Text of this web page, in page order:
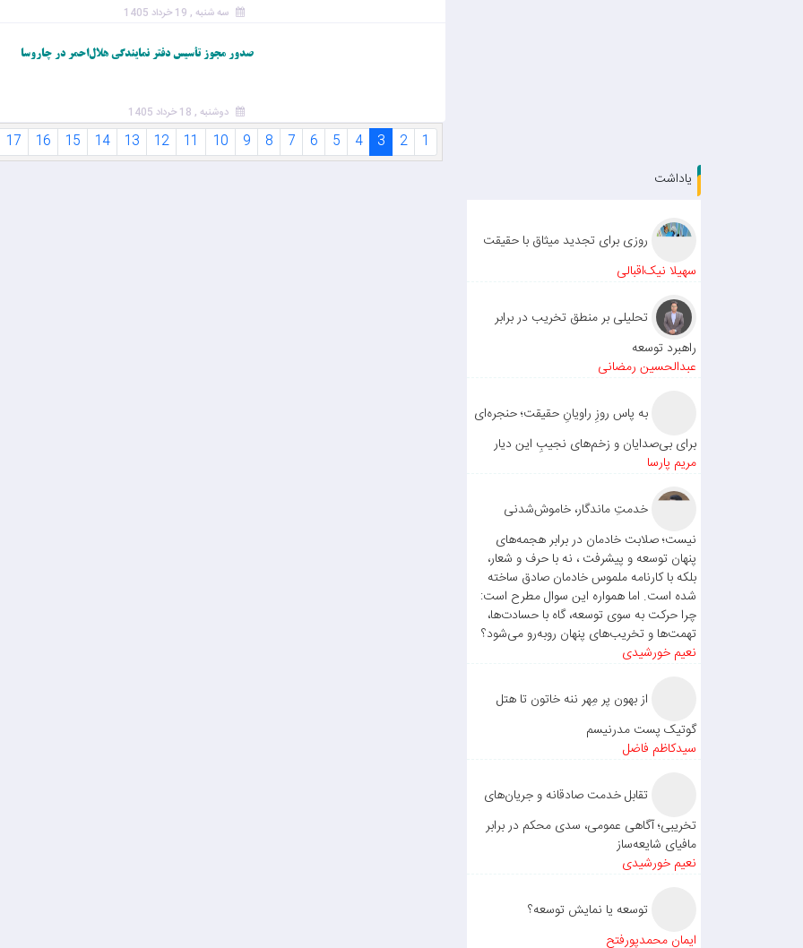
سه شنبه , 19 خرداد 1405
صدور مجوز تأسیس دفتر نمایندگی هلال‌احمر در چاروسا
دوشنبه , 18 خرداد 1405
1
2
3
4
5
6
7
8
9
10
11
12
13
14
15
16
17
یاداشت
روزی برای تجدید میثاق با حقیقت
سهیلا نیک‌اقبالی
تحلیلی بر منطق تخریب در برابر
راهبرد توسعه
عبدالحسین رمضانی
به پاس روزِ راویانِ حقیقت؛ حنجره‌ای
برای بی‌صدایان و زخم‌های نجیبِ این دیار
مریم پارسا
خدمتِ ماندگار، خاموش‌شدنی
نیست؛ صلابت خادمان در برابر هجمه‌های
پنهان توسعه و پیشرفت ، نه با حرف و شعار،
بلکه با کارنامه ملموس خادمان صادق ساخته
شده است. اما همواره این سوال مطرح است:
چرا حرکت به سوی توسعه، گاه با حسادت‌ها،
تهمت‌ها و تخریب‌های پنهان روبه‌رو می‌شود؟
نعیم خورشیدی
از بهون پر مِهر ننه خاتون تا هتل
گوتیک پست مدرنیسم
سیدکاظم فاضل
تقابل خدمت صادقانه و جریان‌های
تخریبی؛ آگاهی عمومی، سدی محکم در برابر
مافیای شایعه‌ساز
نعیم خورشیدی
توسعه یا نمایش توسعه؟
ایمان محمدپورفتح